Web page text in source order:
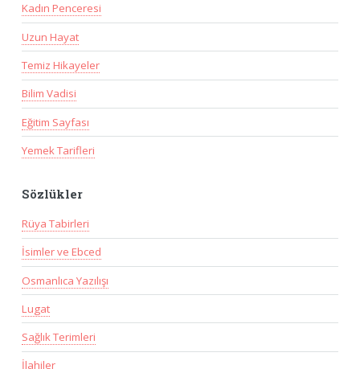
Kadın Penceresi
Uzun Hayat
Temiz Hikayeler
Bilim Vadisi
Eğitim Sayfası
Yemek Tarifleri
Sözlükler
Rüya Tabirleri
İsimler ve Ebced
Osmanlıca Yazılışı
Lugat
Sağlık Terimleri
İlahiler